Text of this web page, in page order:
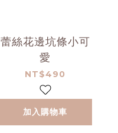
蕾絲花邊坑條小可
愛
NT$490
加入購物車